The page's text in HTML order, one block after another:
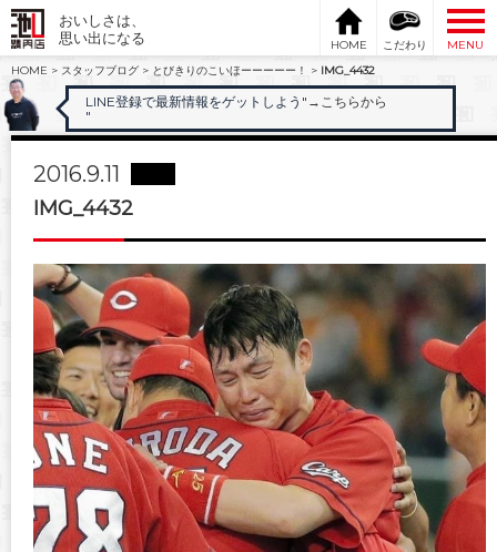
おいしさは、
思い出になる
HOME こだわり
MENU
HOME > スタッフブログ > とびきりのこいほーーーーー！ > IMG_4432
LINE登録で最新情報をゲットしよう" →こちらから
"
2016.9.11
IMG_4432